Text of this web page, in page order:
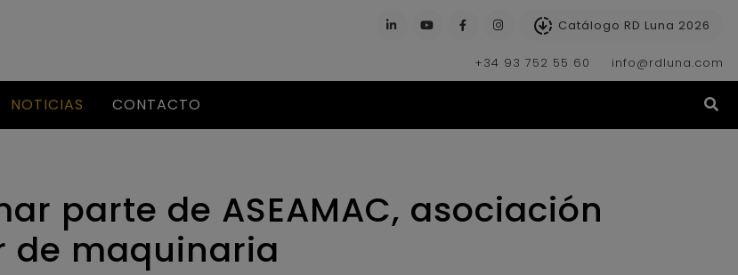
Catálogo RD Luna 2026
+34 93 752 55 60 info@rdluna.com
NOTICIAS CONTACTO
parte de ASEAMAC, asociación
de maquinaria